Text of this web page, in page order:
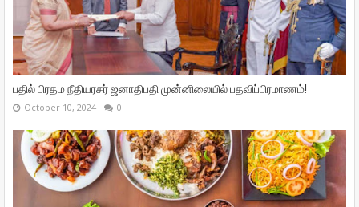
பதில் பிரதம நீதியரசர் ஜனாதிபதி முன்னிலையில் பதவிப்பிரமாணம்!
October 10, 2024 0